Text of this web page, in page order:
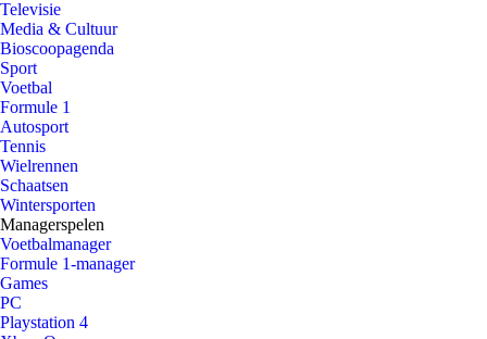
Televisie
Media & Cultuur
Bioscoopagenda
Sport
Voetbal
Formule 1
Autosport
Tennis
Wielrennen
Schaatsen
Wintersporten
Managerspelen
Voetbalmanager
Formule 1-manager
Games
PC
Playstation 4